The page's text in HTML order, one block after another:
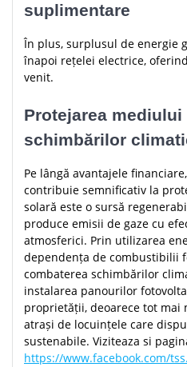
suplimentare
În plus, surplusul de energie
înapoi rețelei electrice,
venit.
Protejarea
schimbărilor
Pe lângă avantajele
contribuie semnificativ la
solară este o sursă
produce emisii de gaze cu
atmosferici. Prin utilizarea
dependența de combustibilii
combaterea schimbărilor
instalarea panourilor
proprietății, deoarece tot
atrași de locuințele care
sustenabile. Viziteaza si
https://www.facebook.com/